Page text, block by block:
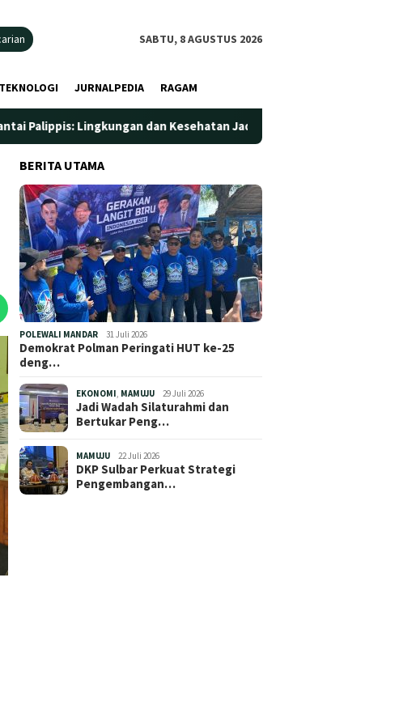
SABTU, 8 AGUSTUS 2026
TEKNOLOGI JURNALPEDIA RAGAM
dan Kesehatan Jadi Prioritas
BERITA UTAMA
POLEWALI MANDAR 31 Juli 2026
Demokrat Polman Peringati HUT ke-25
deng…
EKONOMI MAMUJU 29 Juli 2026
Jadi Wadah Silaturahmi dan
Bertukar Peng…
MAMUJU 22 Juli 2026
DKP Sulbar Perkuat Strategi
Pengembangan…